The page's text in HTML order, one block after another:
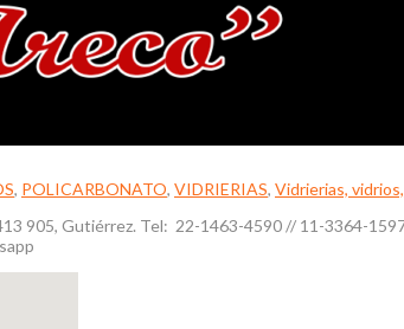
, POLICARBONATO, VIDRIERIAS, Vidrierias,
905, Gutiérrez. Tel: 22-1463-4590 // 11-3364-